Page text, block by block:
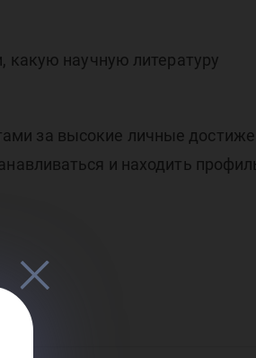
какую научную литературу
за высокие личные
и находить